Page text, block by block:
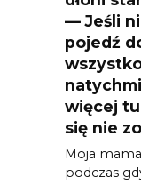
— Jeśli
pojedź
więcej
się nie
Moja
podczas